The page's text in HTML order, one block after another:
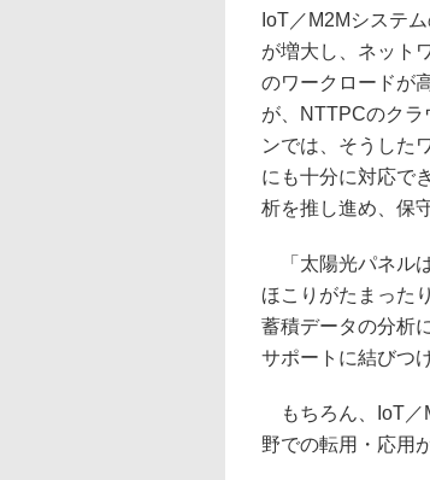
IoT／M2Mシステ
が増大し、ネット
のワークロードが
が、NTTPCのクラ
ンでは、そうした
にも十分に対応で
析を推し進め、保
「太陽光パネル
ほこりがたまった
蓄積データの分析
サポートに結びつ
もちろん、IoT／
野での転用・応用